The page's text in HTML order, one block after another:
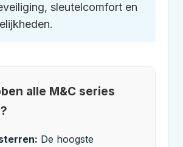
sleutelcomfort en
alle M&C series
De hoogste